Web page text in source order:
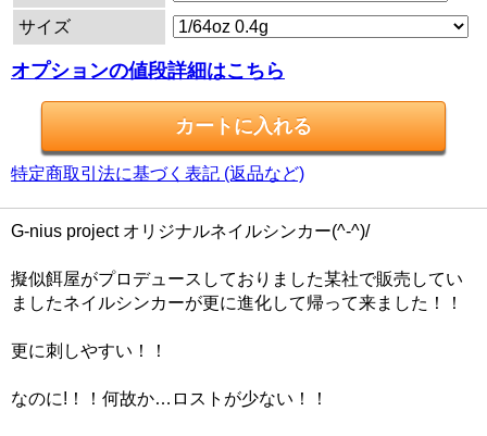
サイズ
オプションの値段詳細はこちら
特定商取引法に基づく表記 (返品など)
G-nius project オリジナルネイルシンカー(^-^)/
擬似餌屋がプロデュースしておりました某社で販売してい
ましたネイルシンカーが更に進化して帰って来ました！！
更に刺しやすい！！
なのに!！！何故か…ロストが少ない！！